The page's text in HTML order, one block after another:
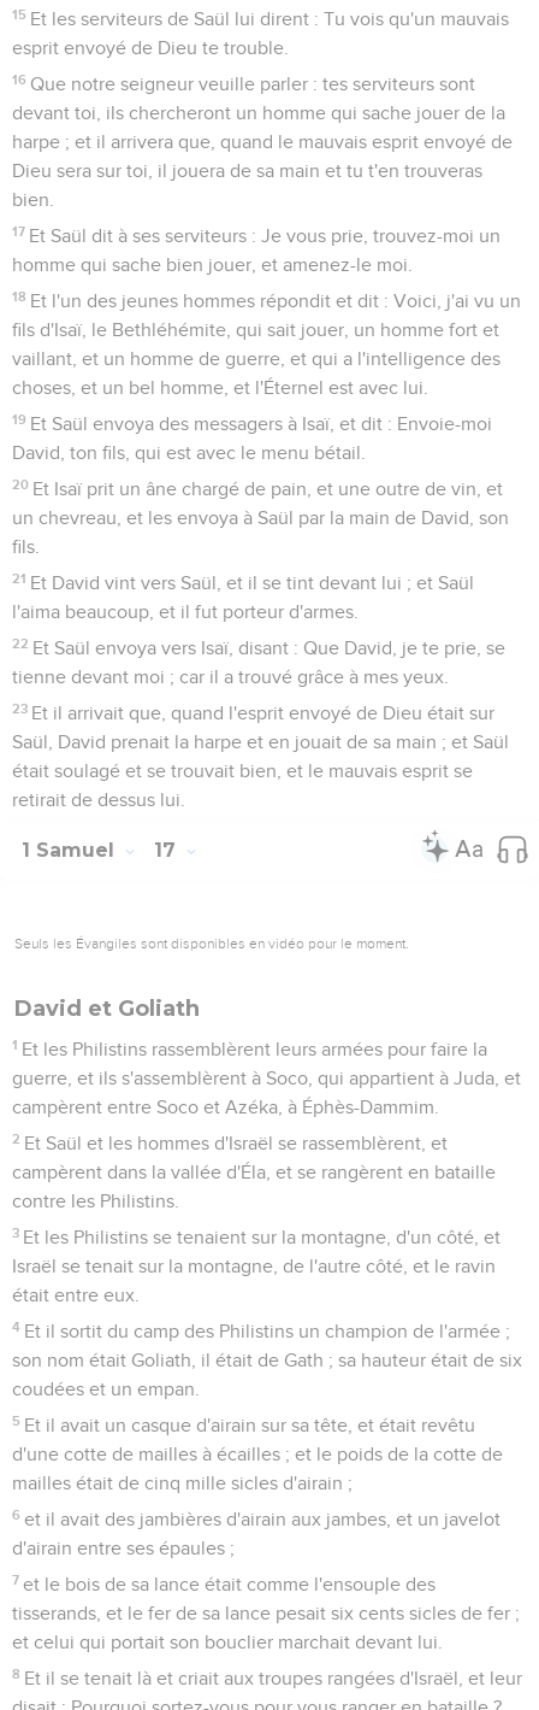
15 Et les serviteurs de Saül lui dirent : Tu vois qu'un mauvais
esprit envoyé de Dieu te trouble.
16 Que notre seigneur veuille parler : tes serviteurs sont
devant toi, ils chercheront un homme qui sache jouer de la
harpe ; et il arrivera que, quand le mauvais esprit envoyé de
Dieu sera sur toi, il jouera de sa main et tu t'en trouveras
bien.
17 Et Saül dit à ses serviteurs : Je vous prie, trouvez-moi un
homme qui sache bien jouer, et amenez-le moi.
18 Et l'un des jeunes hommes répondit et dit : Voici, j'ai vu un
fils d'Isaï, le Bethléhémite, qui sait jouer, un homme fort et
vaillant, et un homme de guerre, et qui a l'intelligence des
choses, et un bel homme, et l'Éternel est avec lui.
19 Et Saül envoya des messagers à Isaï, et dit : Envoie-moi
David, ton fils, qui est avec le menu bétail.
20 Et Isaï prit un âne chargé de pain, et une outre de vin, et
un chevreau, et les envoya à Saül par la main de David, son
fils.
21 Et David vint vers Saül, et il se tint devant lui ; et Saül
l'aima beaucoup, et il fut porteur d'armes.
22 Et Saül envoya vers Isaï, disant : Que David, je te prie, se
tienne devant moi ; car il a trouvé grâce à mes yeux.
23 Et il arrivait que, quand l'esprit envoyé de Dieu était sur
Saül, David prenait la harpe et en jouait de sa main ; et Saül
était soulagé et se trouvait bien, et le mauvais esprit se
retirait de dessus lui.
1 Samuel 17
Seuls les Évangiles sont disponibles en vidéo pour le moment.
David et Goliath
1 Et les Philistins rassemblèrent leurs armées pour faire la
guerre, et ils s'assemblèrent à Soco, qui appartient à Juda, et
campèrent entre Soco et Azéka, à Éphès-Dammim.
2 Et Saül et les hommes d'Israël se rassemblèrent, et
campèrent dans la vallée d'Éla, et se rangèrent en bataille
contre les Philistins.
3 Et les Philistins se tenaient sur la montagne, d'un côté, et
Israël se tenait sur la montagne, de l'autre côté, et le ravin
était entre eux.
4 Et il sortit du camp des Philistins un champion de l'armée ;
son nom était Goliath, il était de Gath ; sa hauteur était de six
coudées et un empan.
5 Et il avait un casque d'airain sur sa tête, et était revêtu
d'une cotte de mailles à écailles ; et le poids de la cotte de
mailles était de cinq mille sicles d'airain ;
6 et il avait des jambières d'airain aux jambes, et un javelot
d'airain entre ses épaules ;
7 et le bois de sa lance était comme l'ensouple des
tisserands, et le fer de sa lance pesait six cents sicles de fer ;
et celui qui portait son bouclier marchait devant lui.
8 Et il se tenait là et criait aux troupes rangées d'Israël, et leur